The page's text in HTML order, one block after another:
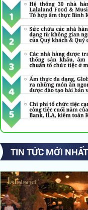
TIN TỨC MỚI NHẤT